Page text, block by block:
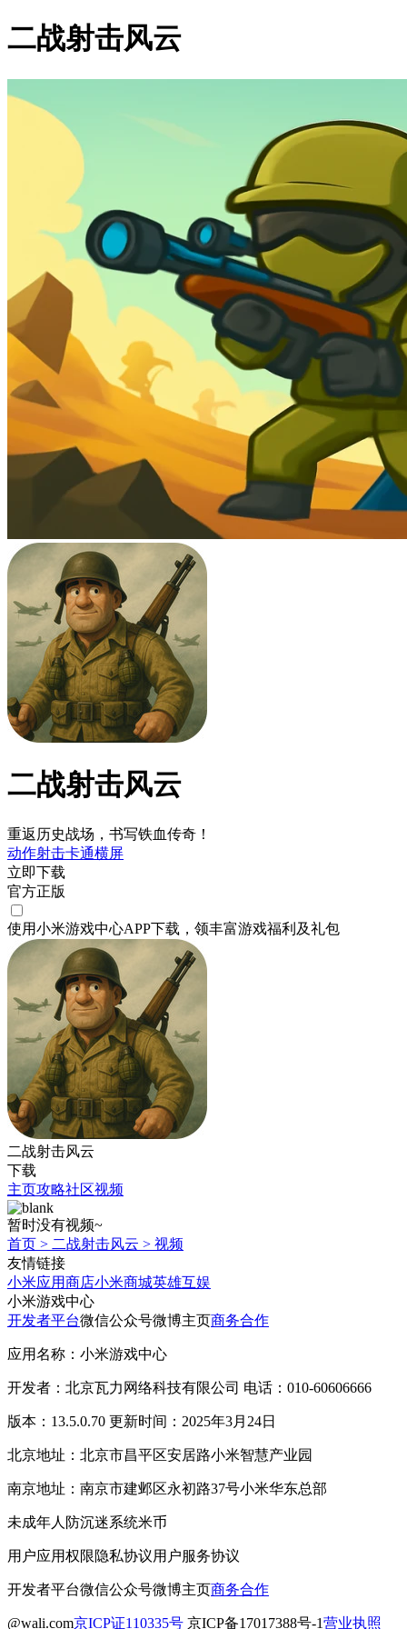
二战射击风云
二战射击风云
重返历史战场，书写铁血传奇！
动作射击卡通横屏
立即下载
官方正版
使用小米游戏中心APP下载 ，领丰富游戏福利 及礼包
二战射击风云
下载
主页攻略社区视频
暂时没有视频~
首页 > 二战射击风云 > 视频
友情链接
小米应用商店小米商城英雄互娱
小米游戏中心
开发者平台微信公众号微博主页商务合作
应用名称：小米游戏中心
开发者：北京瓦力网络科技有限公司 电话：010-60606666
版本：13.5.0.70 更新时间：2025年3月24日
北京地址：北京市昌平区安居路小米智慧产业园
南京地址：南京市建邺区永初路37号小米华东总部
未成年人防沉迷系统米币
用户应用权限隐私协议用户服务协议
开发者平台微信公众号微博主页商务合作
@wali.com京ICP证110335号 京ICP备17017388号-1营业执照